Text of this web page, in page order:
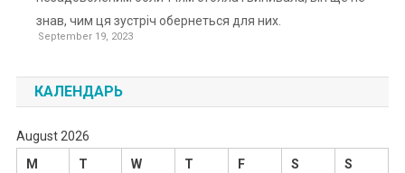
знав, чим ця зустріч обернеться для них.
September 19, 2023
КАЛЕНДАРЬ
August 2026
M
T W T F S S